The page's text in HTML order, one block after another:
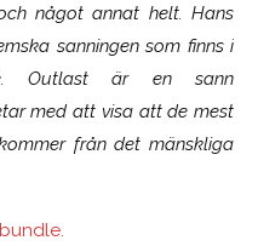
något annat helt. Hans
sanningen som finns i
Outlast är en sann
med att visa att de mest
från det mänskliga